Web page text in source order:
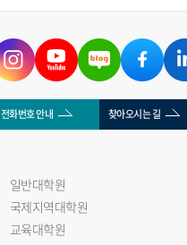
전화번호 안내 찾아오시는 길
일반대학원
국제지역대학원
교육대학원